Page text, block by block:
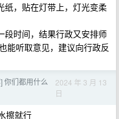
纸，贴在灯带上，灯光变柔
段时间，结果行政又安排师
能听取意见，建议向行政反
你们都用什么
2024 年 3 月 13
日
擦就行